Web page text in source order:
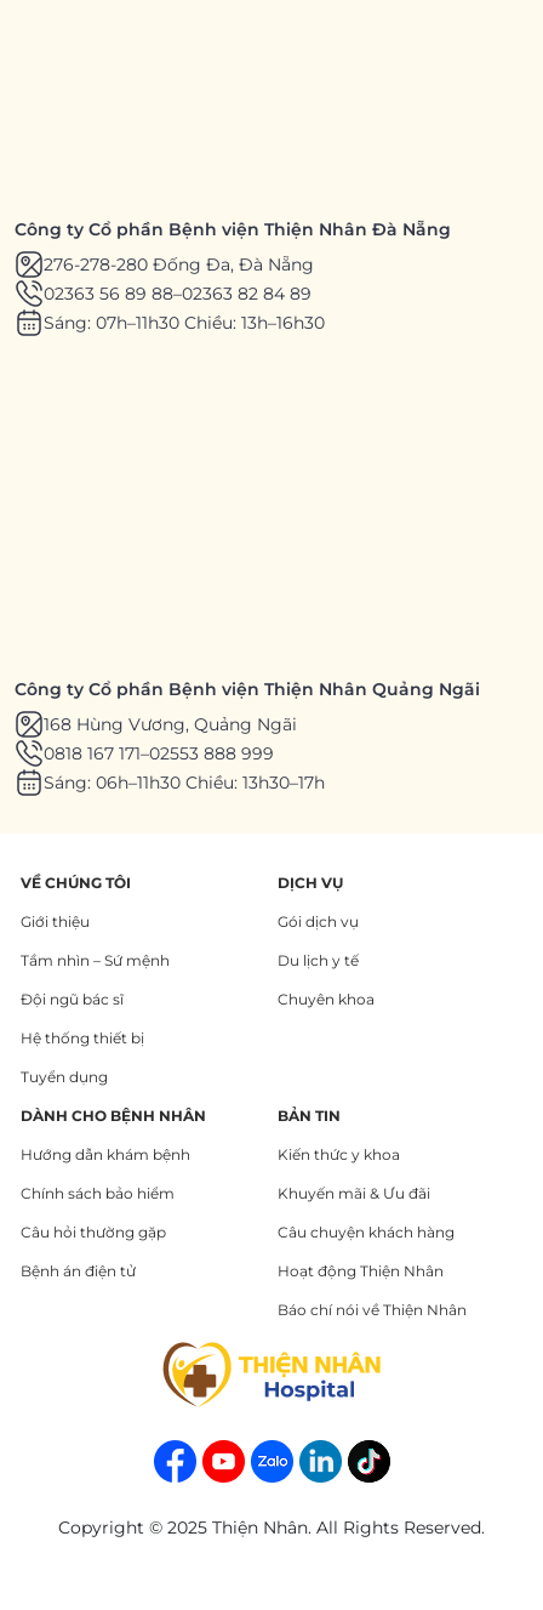
Công ty Cổ phần Bệnh viện Thiện Nhân Đà Nẵng
276-278-280 Đống Đa, Đà Nẵng
02363 56 89 88–02363 82 84 89
Sáng: 07h–11h30 Chiều: 13h–16h30
Công ty Cổ phần Bệnh viện Thiện Nhân Quảng Ngãi
168 Hùng Vương, Quảng Ngãi
0818 167 171–02553 888 999
Sáng: 06h–11h30 Chiều: 13h30–17h
VỀ CHÚNG TÔI
Giới thiệu
Tầm nhìn – Sứ mệnh
Đội ngũ bác sĩ
Hệ thống thiết bị
Tuyển dụng
DỊCH VỤ
Gói dịch vụ
Du lịch y tế
Chuyên khoa
DÀNH CHO BỆNH NHÂN
Hướng dẫn khám bệnh
Chính sách bảo hiểm
Câu hỏi thường gặp
Bệnh án điện tử
BẢN TIN
Kiến thức y khoa
Khuyến mãi & Ưu đãi
Câu chuyện khách hàng
Hoạt động Thiện Nhân
Báo chí nói về Thiện Nhân
Copyright © 2025 Thiện Nhân. All Rights Reserved.